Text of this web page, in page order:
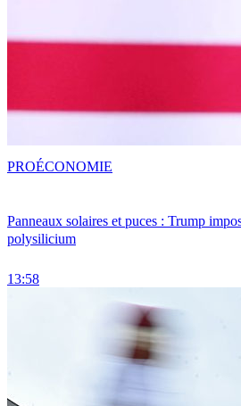
Panneaux solaires et puces : Trump
polysilicium
13:58
PROÉCONOMIE